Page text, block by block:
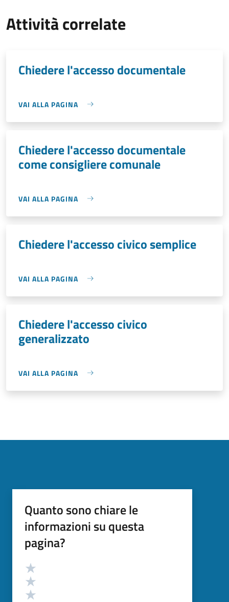
Attività correlate
Chiedere l'accesso documentale
VAI ALLA PAGINA
Chiedere l'accesso documentale
come consigliere comunale
VAI ALLA PAGINA
Chiedere l'accesso civico semplice
VAI ALLA PAGINA
Chiedere l'accesso civico
generalizzato
VAI ALLA PAGINA
Quanto sono chiare le
informazioni su questa
pagina?
Valutazione